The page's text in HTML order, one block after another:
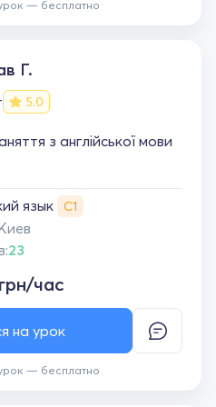
— бесплатно
Г.
5.0
з англійської мови
язык С1
23
час
— бесплатно
на урок